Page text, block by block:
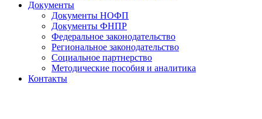
Документы
Документы НОФП
Документы ФНПР
Федеральное законодательство
Региональное законодательство
Социальное партнерство
Методические пособия и аналитика
Контакты